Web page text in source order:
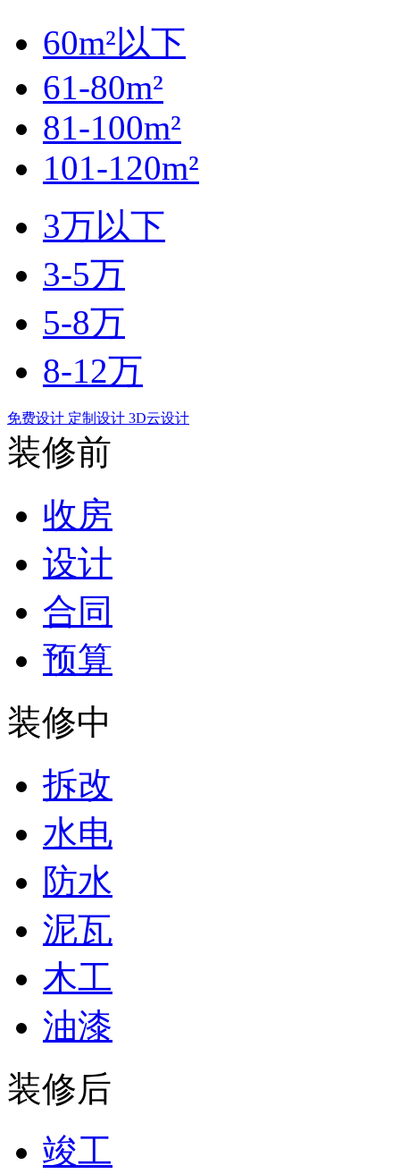
60m²以下
61-80m²
81-100m²
101-120m²
3万以下
3-5万
5-8万
8-12万
免费设计 定制设计 3D云设计
装修前
收房
设计
合同
预算
装修中
拆改
水电
防水
泥瓦
木工
油漆
装修后
竣工